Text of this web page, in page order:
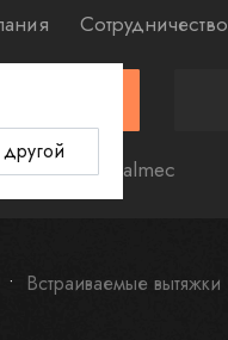
Сотрудничество
Falmec
Встраиваемые вытяжки